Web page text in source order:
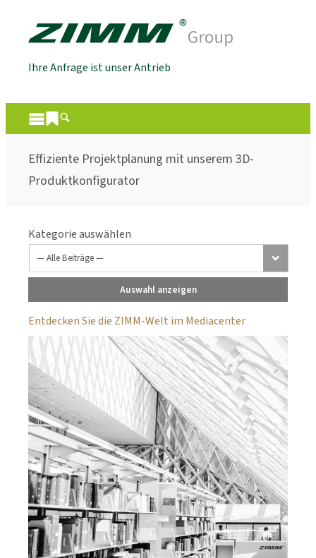
Ihre Anfrage ist unser Antrieb
Effiziente Projektplanung mit unserem 3D-
Produktkonfigurator
Kategorie auswählen
Auswahl anzeigen
Entdecken Sie die ZIMM-Welt im Mediacenter